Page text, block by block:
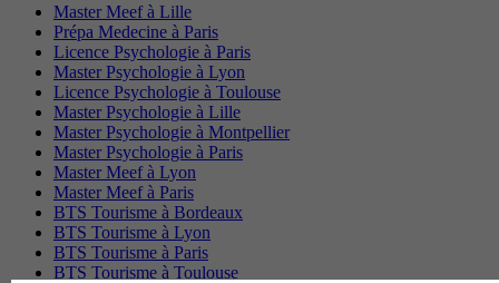
Master Meef à Lille
Prépa Medecine à Paris
Licence Psychologie à Paris
Master Psychologie à Lyon
Licence Psychologie à Toulouse
Master Psychologie à Lille
Master Psychologie à Montpellier
Master Psychologie à Paris
Master Meef à Lyon
Master Meef à Paris
BTS Tourisme à Bordeaux
BTS Tourisme à Lyon
BTS Tourisme à Paris
BTS Tourisme à Toulouse